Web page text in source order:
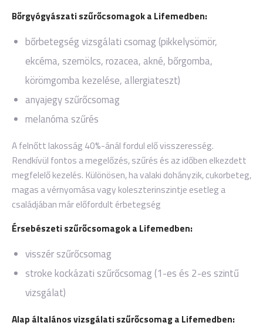
Bőrgyógyászati szűrőcsomagok a Lifemedben:
bőrbetegség vizsgálati csomag (pikkelysömör,
ekcéma, szemölcs, rozacea, akné, bőrgomba,
körömgomba kezelése, allergiateszt)
anyajegy szűrőcsomag
melanóma szűrés
A felnőtt lakosság 40%-ánál fordul elő visszeresség.
Rendkívül fontos a megelőzés, szűrés és az időben elkezdett
megfelelő kezelés. Különösen, ha valaki dohányzik, cukorbeteg,
magas a vérnyomása vagy koleszterinszintje esetleg a
családjában már előfordult érbetegség
Érsebészeti szűrőcsomagok a Lifemedben:
visszér szűrőcsomag
stroke kockázati szűrőcsomag (1-es és 2-es szintű
vizsgálat)
Alap általános vizsgálati szűrőcsomag a Lifemedben: